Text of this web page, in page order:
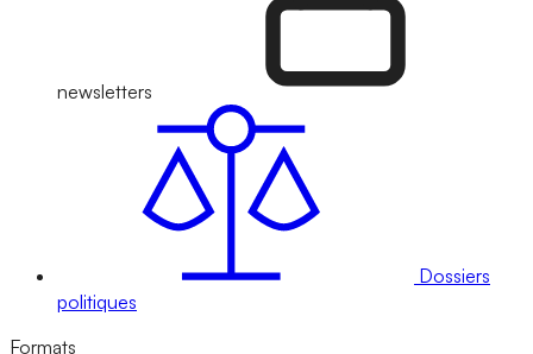
newsletters
Dossiers
politiques
Formats